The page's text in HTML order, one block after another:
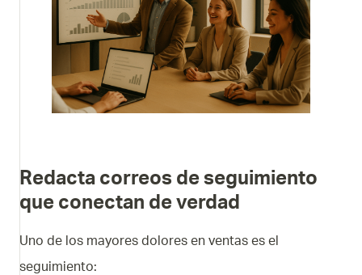
Redacta correos de seguimiento
que conectan de verdad
Uno de los mayores dolores en ventas es el
seguimiento: